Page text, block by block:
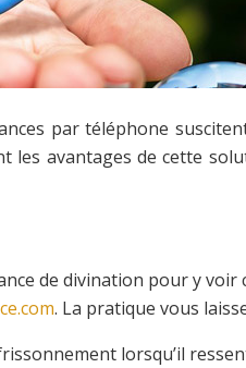
par téléphone
avantages de cette
de divination pour y
. La pratique vous
lorsqu’il